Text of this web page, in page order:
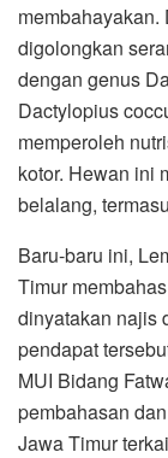
digolongkan
dengan genus
Dactylopius
memperoleh
kotor. Hewan ini
belalang,
Baru-baru ini,
Timur
dinyatakan najis
pendapat
MUI Bidang
pembahasan
Jawa Timur